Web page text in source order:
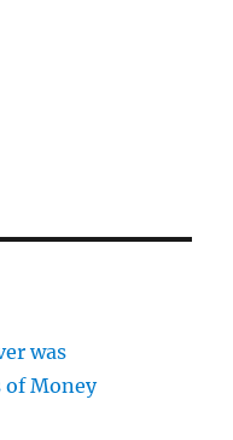
was
of Money